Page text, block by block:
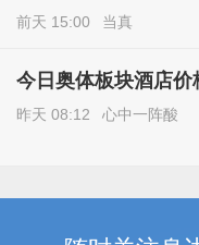
前天 15:00 当真
今日奥体板块酒店价
昨天 08:12 心中一阵酸